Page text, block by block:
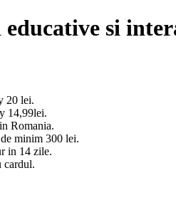
si
20 lei.
14,99lei.
Romania.
minim 300 lei.
in 14 zile.
cardul.